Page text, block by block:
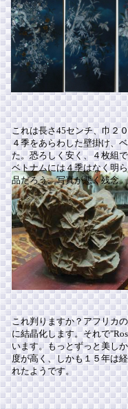
これは長さ45センチ、巾２
４季をあらわした壁掛け、
た。恐ろしく安く、４枚組
ベトナムには４季はなく明
品だろう。写真が悪く残念
これ判りますか？アフリカ
に結晶化します。それで
います。もっとずっと美し
度が高く、しかも１５年は
れたようです。